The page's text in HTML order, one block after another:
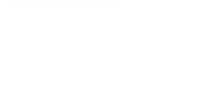
de l’étude